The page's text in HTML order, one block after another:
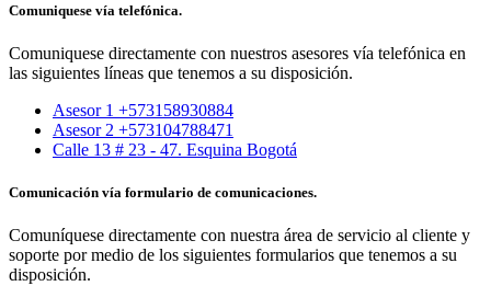
Comuniquese vía telefónica.
Comuniquese directamente con nuestros asesores vía telefónica en
las siguientes líneas que tenemos a su disposición.
Asesor 1 +573158930884
Asesor 2 +573104788471
Calle 13 # 23 - 47. Esquina Bogotá
Comunicación vía formulario de comunicaciones.
Comuníquese directamente con nuestra área de servicio al cliente y
soporte por medio de los siguientes formularios que tenemos a su
disposición.